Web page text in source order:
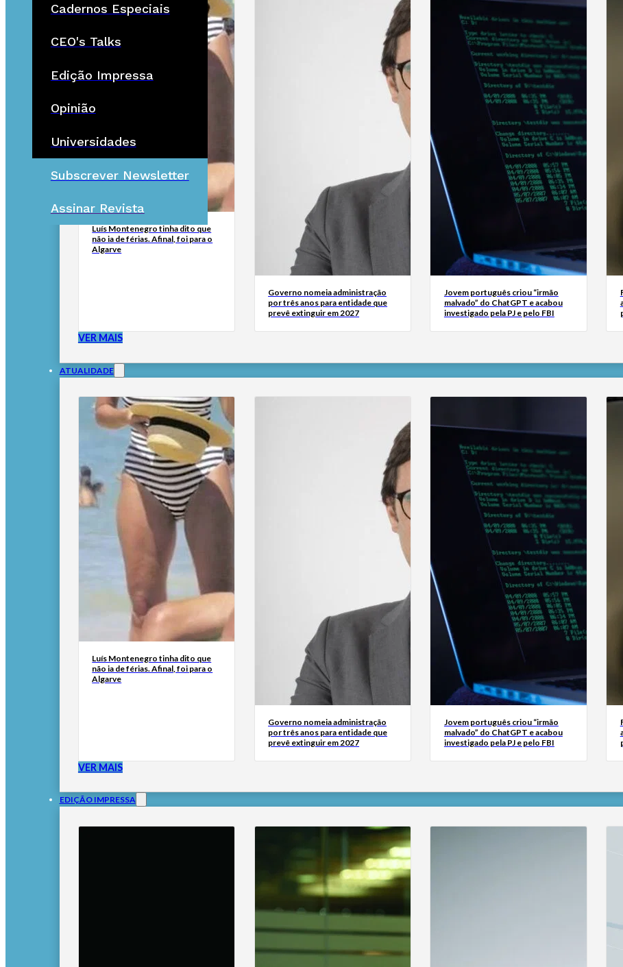
Cadernos Especiais
CEO's Talks
Edição Impressa
Opinião
Universidades
Subscrever Newsletter
Assinar Revista
Luís Montenegro tinha dito que
não ia de férias. Afinal, foi para o
Algarve
Governo nomeia administração
por três anos para entidade que
prevê extinguir em 2027
Jovem português criou “irmão
malvado” do ChatGPT e acabou
investigado pela PJ e pelo FBI
VER MAIS
ATUALIDADE
Luís Montenegro tinha dito que
não ia de férias. Afinal, foi para o
Algarve
Governo nomeia administração
por três anos para entidade que
prevê extinguir em 2027
Jovem português criou “irmão
malvado” do ChatGPT e acabou
investigado pela PJ e pelo FBI
VER MAIS
EDIÇÃO IMPRESSA